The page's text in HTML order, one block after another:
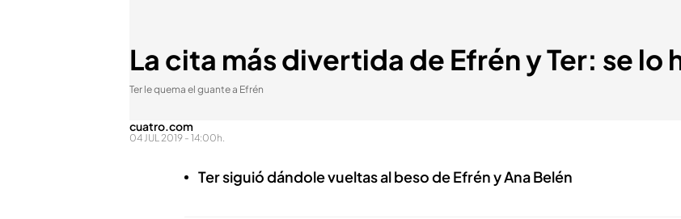
La cita más divertida de Efrén y Ter: se lo
Ter le quema el guante a Efrén
cuatro.com
04 JUL 2019 - 14:00h.
Ter siguió dándole vueltas al beso de Efrén y Ana Belén